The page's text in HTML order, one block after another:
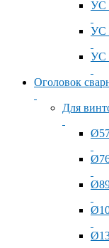
УС
УС
УС
Оголовок
Для